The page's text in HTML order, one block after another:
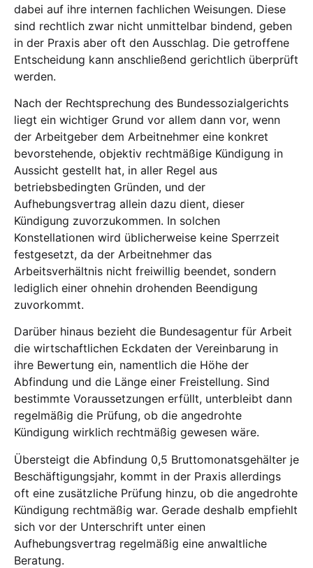
dabei auf ihre internen fachlichen Weisungen. Diese
sind rechtlich zwar nicht unmittelbar bindend, geben
in der Praxis aber oft den Ausschlag. Die getroffene
Entscheidung kann anschließend gerichtlich überprüft
werden.
Nach der Rechtsprechung des Bundessozialgerichts
liegt ein wichtiger Grund vor allem dann vor, wenn
der Arbeitgeber dem Arbeitnehmer eine konkret
bevorstehende, objektiv rechtmäßige Kündigung in
Aussicht gestellt hat, in aller Regel aus
betriebsbedingten Gründen, und der
Aufhebungsvertrag allein dazu dient, dieser
Kündigung zuvorzukommen. In solchen
Konstellationen wird üblicherweise keine Sperrzeit
festgesetzt, da der Arbeitnehmer das
Arbeitsverhältnis nicht freiwillig beendet, sondern
lediglich einer ohnehin drohenden Beendigung
zuvorkommt.
Darüber hinaus bezieht die Bundesagentur für Arbeit
die wirtschaftlichen Eckdaten der Vereinbarung in
ihre Bewertung ein, namentlich die Höhe der
Abfindung und die Länge einer Freistellung. Sind
bestimmte Voraussetzungen erfüllt, unterbleibt dann
regelmäßig die Prüfung, ob die angedrohte
Kündigung wirklich rechtmäßig gewesen wäre.
Übersteigt die Abfindung 0,5 Bruttomonatsgehälter je
Beschäftigungsjahr, kommt in der Praxis allerdings
oft eine zusätzliche Prüfung hinzu, ob die angedrohte
Kündigung rechtmäßig war. Gerade deshalb empfiehlt
sich vor der Unterschrift unter einen
Aufhebungsvertrag regelmäßig eine anwaltliche
Beratung.